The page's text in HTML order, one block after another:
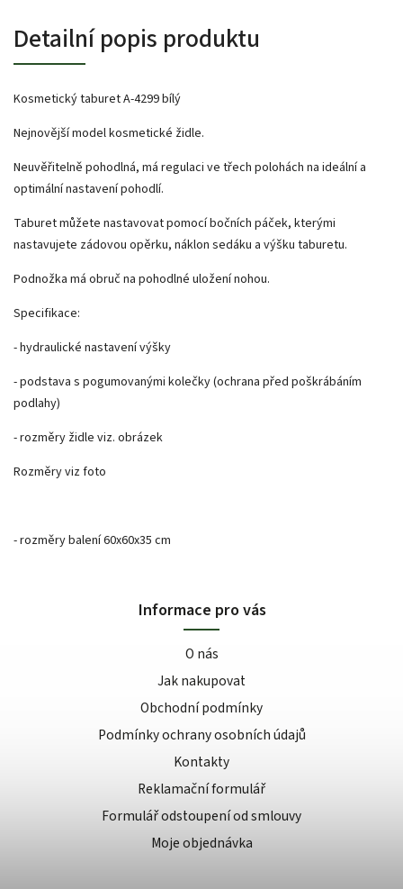
Detailní popis produktu
Kosmetický taburet A-4299 bílý
Nejnovější model kosmetické židle.
Neuvěřitelně pohodlná, má regulaci ve třech polohách na ideální a
optimální nastavení pohodlí.
Taburet můžete nastavovat pomocí bočních páček, kterými
nastavujete zádovou opěrku, náklon sedáku a výšku taburetu.
Podnožka má obruč na pohodlné uložení nohou.
Specifikace:
- hydraulické nastavení výšky
- podstava s pogumovanými kolečky (ochrana před poškrábáním
podlahy)
- rozměry židle viz. obrázek
Rozměry viz foto
- rozměry balení 60x60x35 cm
Informace pro vás
O nás
Jak nakupovat
Obchodní podmínky
Podmínky ochrany osobních údajů
Kontakty
Reklamační formulář
Formulář odstoupení od smlouvy
Moje objednávka